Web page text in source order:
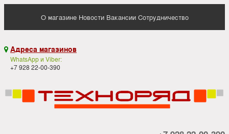
О магазине Новости Вакансии Сотрудничество
 Адреса магазинов
WhatsApp и Viber:
+7 928 22-00-390